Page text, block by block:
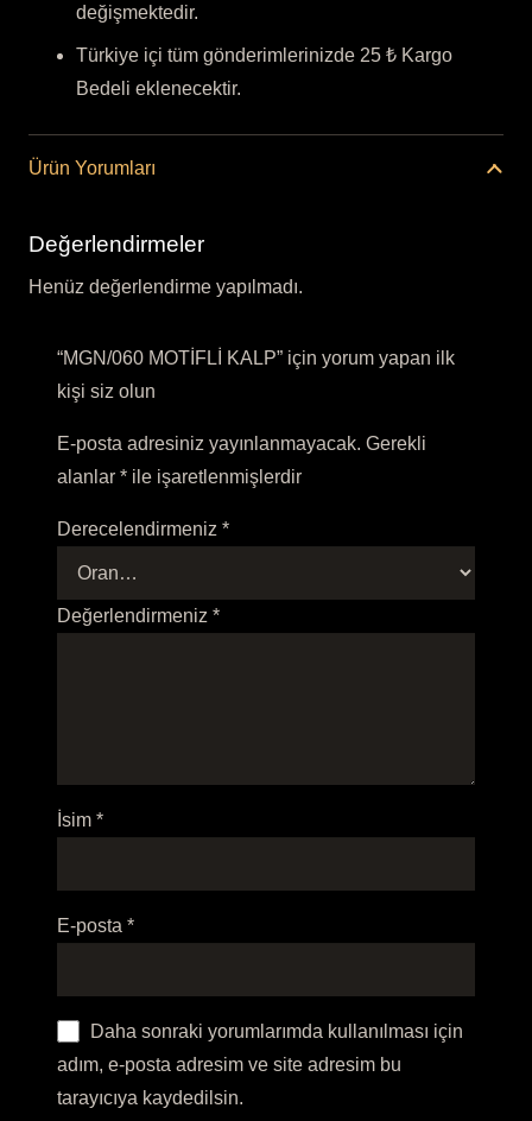
değişmektedir.
Türkiye içi tüm gönderimlerinizde 25 ₺ Kargo
Bedeli eklenecektir.
Ürün Yorumları
Değerlendirmeler
Henüz değerlendirme yapılmadı.
“MGN/060 MOTİFLİ KALP” için yorum yapan ilk
kişi siz olun
E-posta adresiniz yayınlanmayacak. Gerekli
alanlar * ile işaretlenmişlerdir
Derecelendirmeniz *
Değerlendirmeniz *
İsim *
E-posta *
Daha sonraki yorumlarımda kullanılması için
adım, e-posta adresim ve site adresim bu
tarayıcıya kaydedilsin.